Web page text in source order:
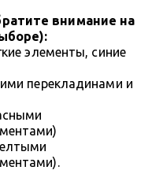
внимание на
элементы, синие
перекладинами и